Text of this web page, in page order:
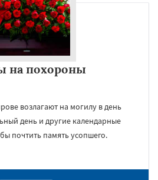
на похороны
возлагают на могилу в день
день и другие календарные
почтить память усопшего.